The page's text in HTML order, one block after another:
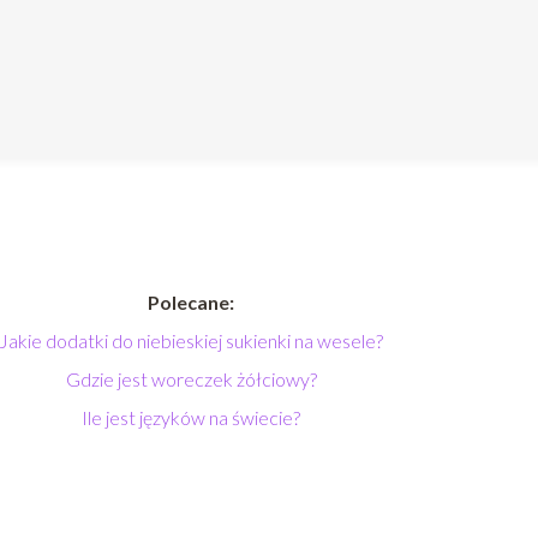
Polecane:
Jakie dodatki do niebieskiej sukienki na wesele?
Gdzie jest woreczek żółciowy?
Ile jest języków na świecie?